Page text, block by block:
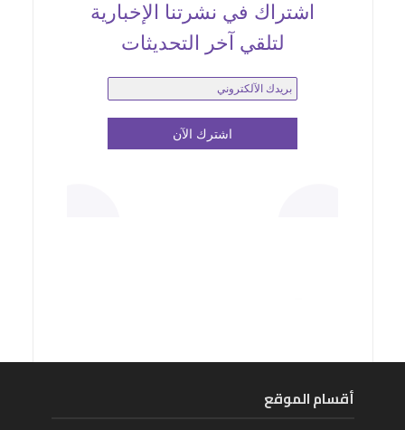
اشتراك في نشرتنا الإخبارية
لتلقي آخر التحديثات
أقسام الموقع